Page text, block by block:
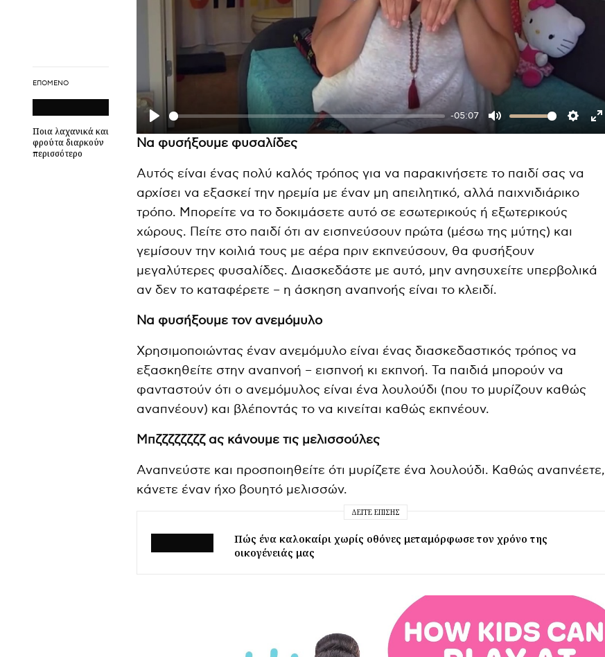
ΕΠΌΜΕΝΟ
Ποια λαχανικά και
φρούτα διαρκούν
περισσότερο
P
a
y
-05:07
M
t
e
S
t
t
s
E
a
Να φυσήξουμε φυσαλίδες
Αυτός είναι ένας πολύ καλός τρόπος για να παρακινήσετε το παιδί σας να
αρχίσει να εξασκεί την ηρεμία με έναν μη απειλητικό, αλλά παιχνιδιάρικο
τρόπο. Μπορείτε να το δοκιμάσετε αυτό σε εσωτερικούς ή εξωτερικούς
χώρους. Πείτε στο παιδί ότι αν εισπνεύσουν πρώτα (μέσω της μύτης) και
γεμίσουν την κοιλιά τους με αέρα πριν εκπνεύσουν, θα φυσήξουν
μεγαλύτερες φυσαλίδες. Διασκεδάστε με αυτό, μην ανησυχείτε υπερβολικά
αν δεν το καταφέρετε – η άσκηση αναπνοής είναι το κλειδί.
Να φυσήξουμε τον ανεμόμυλο
Χρησιμοποιώντας έναν ανεμόμυλο είναι ένας διασκεδαστικός τρόπος να
εξασκηθείτε στην αναπνοή – εισπνοή κι εκπνοή. Τα παιδιά μπορούν να
φανταστούν ότι ο ανεμόμυλος είναι ένα λουλούδι (που το μυρίζουν καθώς
αναπνέουν) και βλέποντάς το να κινείται καθώς εκπνέουν.
Μπζζζζζζζζ ας κάνουμε τις μελισσούλες
Αναπνεύστε και προσποιηθείτε ότι μυρίζετε ένα λουλούδι. Καθώς αναπνέετε,
κάνετε έναν ήχο βουητό μελισσών.
ΔΕΊΤΕ ΕΠΊΣΗΣ
Πώς ένα καλοκαίρι χωρίς οθόνες μεταμόρφωσε τον χρόνο της
οικογένειάς μας